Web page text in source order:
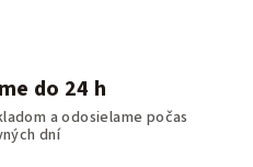
do 24 h
a odosielame počas
dní